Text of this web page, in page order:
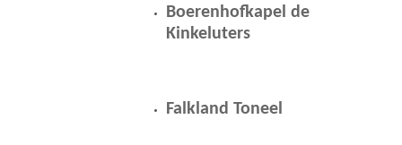
Boerenhofkapel de
Kinkeluters
Falkland Toneel